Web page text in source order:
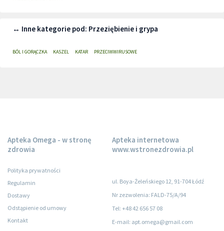
↔ Inne kategorie pod: Przeziębienie i grypa
BÓL I GORĄCZKA KASZEL KATAR PRZECIWWIRUSOWE
Apteka Omega - w stronę
zdrowia
Polityka prywatności
Regulamin
Dostawy
Odstąpienie od umowy
Kontakt
Apteka internetowa
www.wstronezdrowia.pl
ul. Boya-Żeleńskiego 12, 91-704 Łódź
Nr zezwolenia: FALD-75/A/94
Tel: +48 42 656 57 08
E-mail: apt.omega@gmail.com